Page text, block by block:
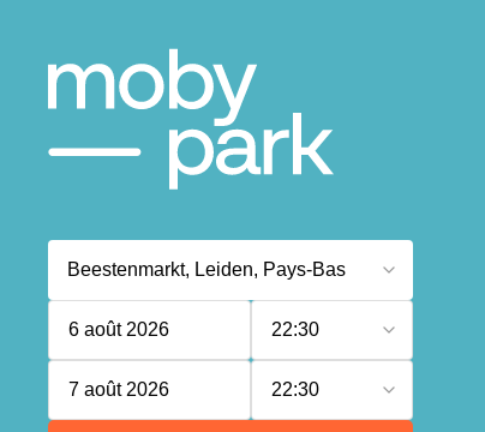
6 août 2026 22:30
7 août 2026 22:30